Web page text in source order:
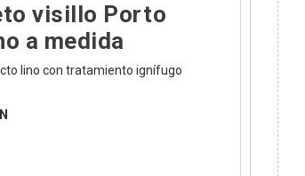
visillo Porto
a medida
lino con tratamiento ignífugo